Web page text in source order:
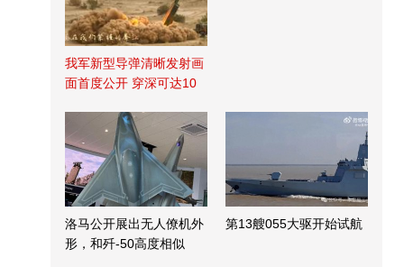
我军新型导弹清晰发射画
面首度公开 穿深可达10
洛马公开展出无人僚机外
形，和歼-50高度相似
第13艘055大驱开始试航